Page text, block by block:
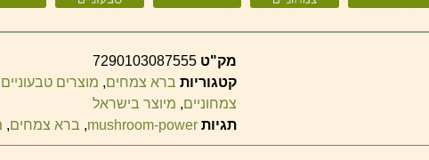
מק"ט 7290103087555
קטגוריות ברא צמחים, מוצרים טבעוניים
צמחוניים, מיוצר בישראל
תגיות mushroom-power
, ברא צמחים,